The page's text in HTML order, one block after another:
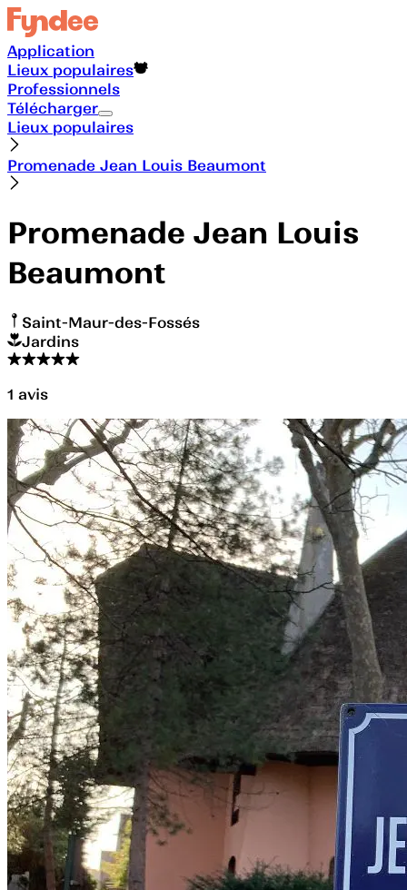
Application
Lieux populaires
Professionnels
Télécharger
Lieux populaires
Promenade Jean Louis Beaumont
Promenade Jean Louis
Beaumont
Saint-Maur-des-Fossés
Jardins
1 avis